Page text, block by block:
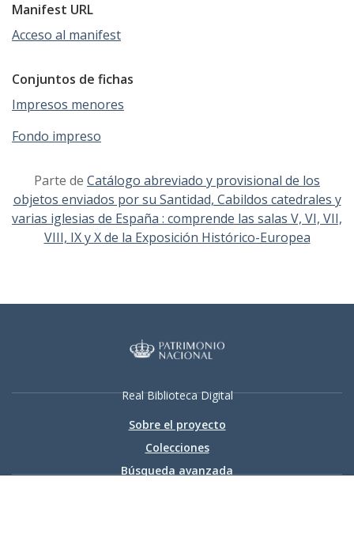
Manifest URL
Acceso al manifest
Conjuntos de fichas
Impresos menores
Fondo impreso
Parte de Catálogo abreviado y provisional de los
objetos enviados por su Santidad, Cabildos catedrales y
varias iglesias de España : comprende las salas V, VI, VII,
VIII, IX y X de la Exposición Histórico-Europea
Real Biblioteca Digital
Sobre el proyecto
Colecciones
Búsqueda avanzada